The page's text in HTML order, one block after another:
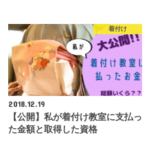
着付け
2018.12.19
【公開】私が着付け教室に支払っ
た金額と取得した資格